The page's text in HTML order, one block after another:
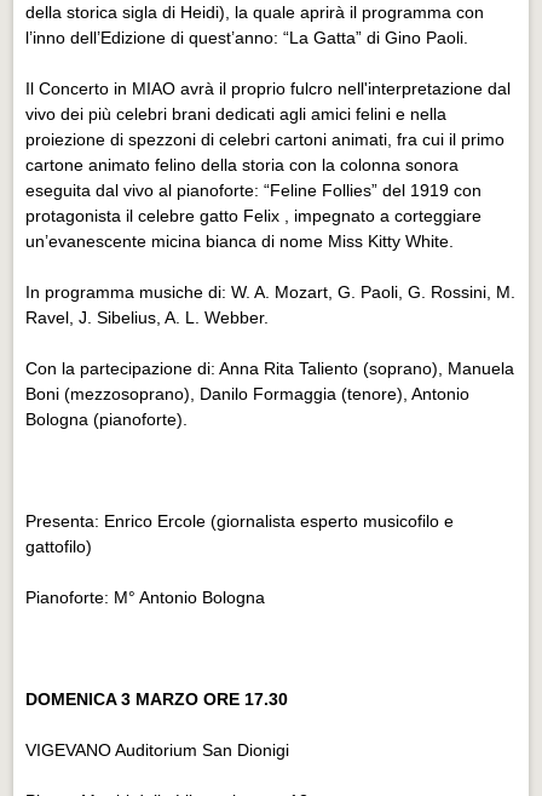
Progetti Aperti
Progetti Aperti
Progetti Realizzati
Progetti Realizzati
EVENTI
Eventi Vigevano
Eventi Pavia
della storica sigla di Heidi), la quale aprirà il programma con
l’inno dell’Edizione di quest’anno: “La Gatta” di Gino Paoli.
Il Concerto in MIAO avrà il proprio fulcro nell'interpretazione dal
vivo dei più celebri brani dedicati agli amici felini e nella
proiezione di spezzoni di celebri cartoni animati, fra cui il primo
cartone animato felino della storia con la colonna sonora
eseguita dal vivo al pianoforte: “Feline Follies” del 1919 con
protagonista il celebre gatto Felix , impegnato a corteggiare
un’evanescente micina bianca di nome Miss Kitty White.
In programma musiche di: W. A. Mozart, G. Paoli, G. Rossini, M.
Ravel, J. Sibelius, A. L. Webber.
Con la partecipazione di: Anna Rita Taliento (soprano), Manuela
Boni (mezzosoprano), Danilo Formaggia (tenore), Antonio
Bologna (pianoforte).
Presenta: Enrico Ercole (giornalista esperto musicofilo e
gattofilo)
Pianoforte: M° Antonio Bologna
DOMENICA 3 MARZO ORE 17.30
VIGEVANO Auditorium San Dionigi